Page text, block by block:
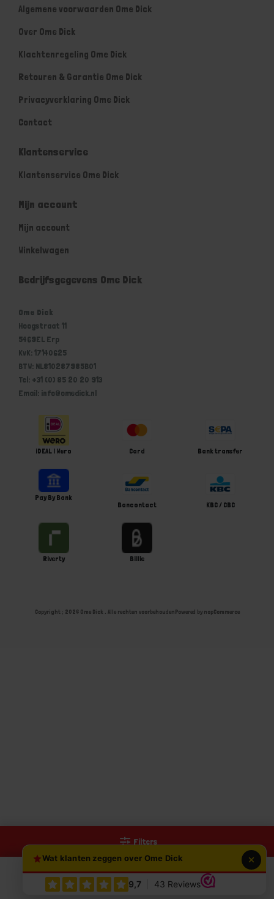
0
Filters
Algemene voorwaarden Ome Dick
Over Ome Dick
Klachtenregeling Ome Dick
Retouren & Garantie Ome Dick
Privacyverklaring Ome Dick
Contact
Klantenservice
Klantenservice Ome Dick
Mijn account
Mijn account
Winkelwagen
Bedrijfsgegevens Ome Dick
Ome Dick
Hoogstraat 11
5469EL Erp
KvK: 17140625
BTW: NL810287985B01
Tel: +31 (0) 85 20 20 913
Email: info@omedick.nl
iDEAL | Wero Card Bank transfer
Pay By Bank
Bancontact
KBC / CBC
Riverty Billie
Copyright ; 2026 Ome Dick . Alle rechten voorbehoudenPowered by nopCommerce
Wat klanten zeggen over Ome Dick